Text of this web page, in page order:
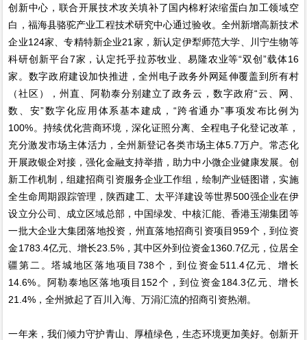
创新中心，联合开展技术攻关填补了国内棉籽浓缩蛋白加工领域空
白，福海县骆驼产业工程技术研究中心通过验收。全州新增高新技术
企业124家、专精特新企业21家，新认定伊犁师范大学、川宁生物等
科研创新平台7家，认定托乎拉苏牧业、易隆农业等“双创”载体16
家。数字政府建设加快推进，全州电子政务外网延伸覆盖到所有村
（社区），州直、阿勒泰分别建立了政务云，数字政府“云、网、
数、安”数字化应用体系基本建成，“跨省通办”事项发布比例为
100%。持续优化营商环境，深化证照分离、全程电子化登记改革，
充分激发市场主体活力，全州新登记各类市场主体5.7万户。常态化
开展政银企对接，强化金融支持举措，助力中小微企业健康发展。创
新工作机制，组建招商引资服务企业工作组，绘制产业链图谱，实施
全生命周期跟踪管理，陕西建工、太平洋建设等世界500强企业在伊
设立分公司、成立区域总部，中国绿发、中核汇能、香港玉湖集团等
一批大企业大集团落地投资，州直落地招商引资项目959个，到位资
金1783.4亿元、增长23.5%，其中区外到位资金1360.7亿元，位居全
疆第二。塔城地区落地项目738个，到位资金511.4亿元、增长
14.6%。阿勒泰地区落地项目152个，到位资金184.3亿元、增长
21.4%，全州掀起了百川入海、万涓汇流的招商引资热潮。
一年来，我们倾力守护青山、厚植绿色，生态环境更加美好。创新开